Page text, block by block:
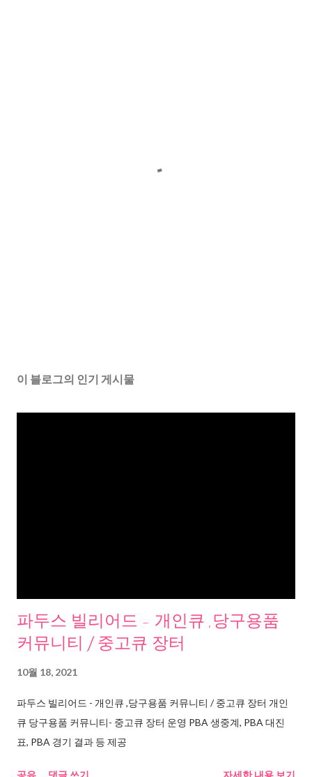
이 블로그의 인기 게시물
파두스 빌리어드 - 개인큐 ,당구용품
커뮤니티 / 중고큐 장터
10월 18, 2021
파두스 빌리어드 - 개인큐 ,당구용품 커뮤니티 / 중고큐 장터 개인
큐 당구용품 커뮤니티- 중고큐 장터 운영 PBA 생중계, PBA 대진
표, PBA 경기 결과 등 제공
공유 댓글 쓰기 자세한 내용 보기